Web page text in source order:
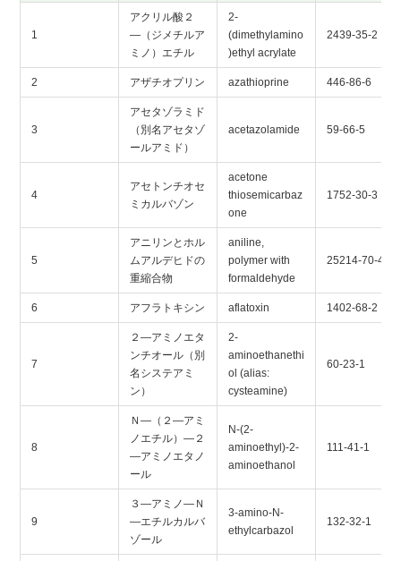
1
アクリル酸２
―（ジメチルア
ミノ）エチル
2-
(dimethylamino
)ethyl acrylate
2439-35-2
2 アザチオプリン azathioprine 446-86-6
3
アセタゾラミド
（別名アセタゾ
ールアミド）
acetazolamide 59-66-5
4
アセトンチオセ
ミカルバゾン
acetone
thiosemicarbaz
one
1752-30-3
5
アニリンとホル
ムアルデヒドの
重縮合物
aniline,
polymer with
formaldehyde
25214-70-4
6 アフラトキシン aflatoxin 1402-68-2
7
２―アミノエタ
ンチオール（別
名システアミ
ン）
2-
aminoethanethi
ol (alias:
cysteamine)
60-23-1
8
Ｎ―（２―アミ
ノエチル）―２
―アミノエタノ
ール
N-(2-
aminoethyl)-2-
aminoethanol
111-41-1
9
３―アミノ―Ｎ
―エチルカルバ
ゾール
3-amino-N-
ethylcarbazol
132-32-1